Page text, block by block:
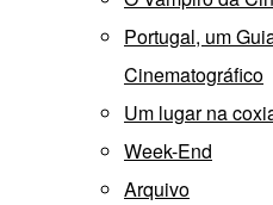
Portugal, um
Cinematográfico
Um lugar na
Week-End
Arquivo